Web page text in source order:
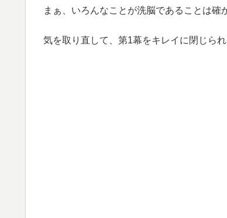
まぁ、いろんなことが洗脳であることは確
気を取り直して、第1幕をキレイに閉じら